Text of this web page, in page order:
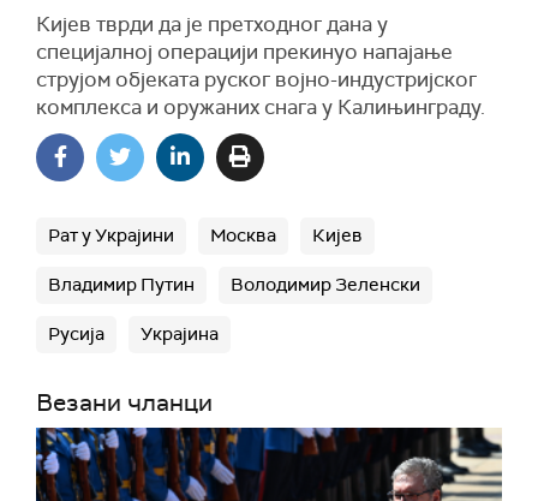
Кијев тврди да је претходног дана у
специјалној операцији прекинуо напајање
струјом објеката руског војно-индустријског
комплекса и оружаних снага у Калињинграду.
Рат у Украјини Москва Кијев
Владимир Путин Володимир Зеленски
Русија Украјина
Везани чланци